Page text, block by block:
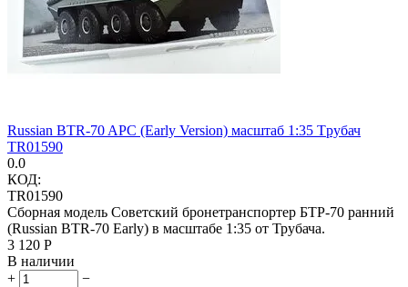
Russian BTR-70 APC (Early Version) масштаб 1:35 Tрубач
TR01590
0.0
КОД:
TR01590
Сборная модель Советский бронетранспортер БТР-70 ранний
(Russian BTR-70 Early) в масштабе 1:35 от Трубача.
3 120 Р
В наличии
+
−